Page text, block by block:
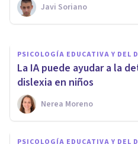
Javi Soriano
Javi Soriano
PSICOLOGÍA EDUCATIVA Y DEL
La IA puede ayudar a la
dislexia en niños
Nerea Moreno
PSICOLOGÍA EDUCATIVA Y DEL